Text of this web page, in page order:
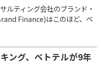
ルティング会社のブランド・
Finance)はこのほど、ベ
ング、ベトテルが9年